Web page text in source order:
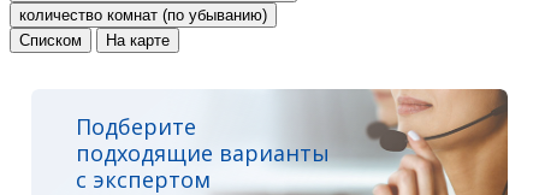
количество комнат (по убыванию)
Списком
На карте
Подберите
подходящие варианты
с экспертом